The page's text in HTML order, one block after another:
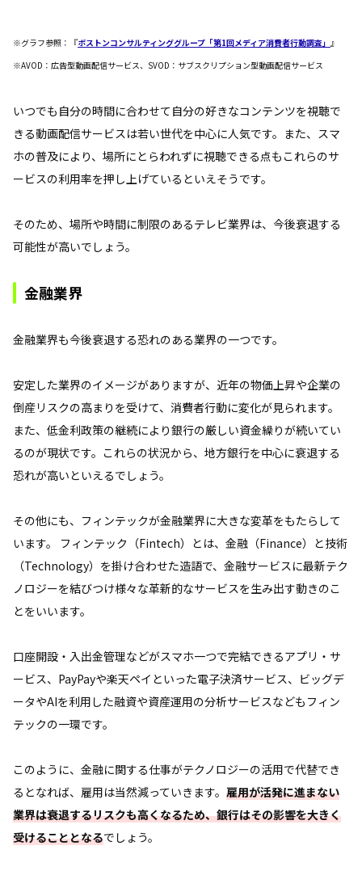
※グラフ参照：『ボストンコンサルティンググループ「第1回メディア消費者行動調査」 』
※AVOD：広告型動画配信サービス、SVOD：サブスクリプション型動画配信サービス
いつでも自分の時間に合わせて自分の好きなコンテンツを視聴で
きる動画配信サービスは若い世代を中心に人気です。また、スマ
ホの普及により、場所にとらわれずに視聴できる点もこれらのサ
ービスの利用率を押し上げているといえそうです。
そのため、場所や時間に制限のあるテレビ業界は、今後衰退する
可能性が高いでしょう。
金融業界
金融業界も今後衰退する恐れのある業界の一つです。
安定した業界のイメージがありますが、近年の物価上昇や企業の
倒産リスクの高まりを受けて、消費者行動に変化が見られます。
また、低金利政策の継続により銀行の厳しい資金繰りが続いてい
るのが現状です。これらの状況から、地方銀行を中心に衰退する
恐れが高いといえるでしょう。
その他にも、フィンテックが金融業界に大きな変革をもたらして
います。 フィンテック（Fintech）とは、金融（Finance）と技術
（Technology）を掛け合わせた造語で、金融サービスに最新テク
ノロジーを結びつけ様々な革新的なサービスを生み出す動きのこ
とをいいます。
口座開設・入出金管理などがスマホ一つで完結できるアプリ・サ
ービス、PayPayや楽天ペイといった電子決済サービス、ビッグデ
ータやAIを利用した融資や資産運用の分析サービスなどもフィン
テックの一環です。
このように、金融に関する仕事がテクノロジーの活用で代替でき
るとなれば、雇用は当然減っていきます。 雇用が活発に進まない
業界は衰退するリスクも高くなるため、銀行はその影響を大きく
受けることとなるでしょう。